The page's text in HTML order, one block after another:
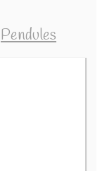
Pendules